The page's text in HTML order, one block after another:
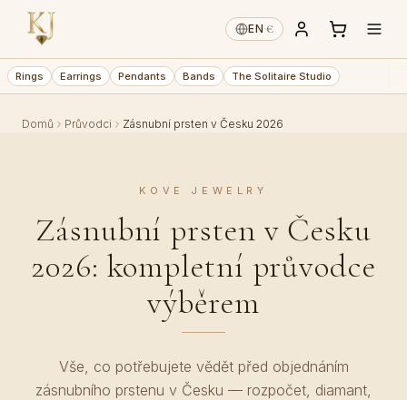
EN·€
Rings Earrings Pendants Bands The Solitaire Studio
Domů Průvodci Zásnubní prsten v Česku 2026
KOVE JEWELRY
Zásnubní prsten v Česku
2026: kompletní průvodce
výběrem
Vše, co potřebujete vědět před objednáním
zásnubního prstenu v Česku — rozpočet, diamant,